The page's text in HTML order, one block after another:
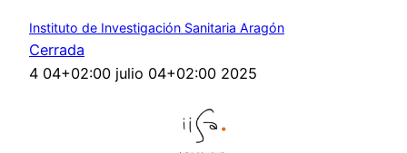
Instituto de Investigación Sanitaria Aragón
Cerrada
4 04+02:00 julio 04+02:00 2025